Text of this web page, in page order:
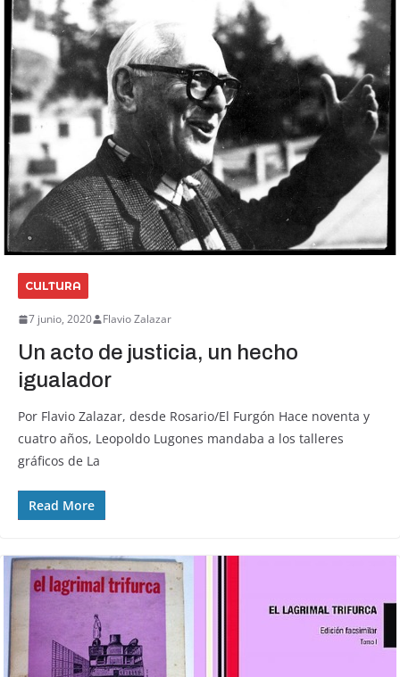
CULTURA
7 junio, 2020 Flavio Zalazar
Un acto de justicia, un hecho
igualador
Por Flavio Zalazar, desde Rosario/El Furgón Hace noventa y
cuatro años, Leopoldo Lugones mandaba a los talleres
gráficos de La
Read More